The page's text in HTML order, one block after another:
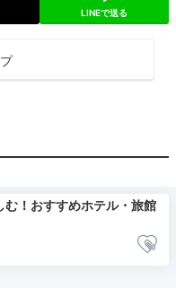
LINEで送る
！おすすめホテル・旅館